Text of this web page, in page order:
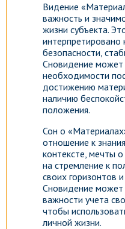
Видение
важность и
жизни субъекта.
интерпретировано
безопасности,
Сновидение может
необходимости
достижению
наличию
положения.
Сон о
отношение к
контексте, мечты
на стремление к
своих горизонтов
Сновидение может
важности учета
чтобы
личной жизни.